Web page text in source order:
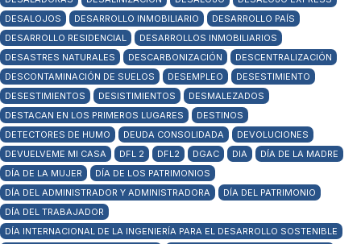
DESALOJOS
DESARROLLO INMOBILIARIO
DESARROLLO PAÍS
DESARROLLO RESIDENCIAL
DESARROLLOS INMOBILIARIOS
DESASTRES NATURALES
DESCARBONIZACIÓN
DESCENTRALIZACIÓN
DESCONTAMINACIÓN DE SUELOS
DESEMPLEO
DESESTIMIENTO
DESESTIMIENTOS
DESISTIMIENTOS
DESMALEZADOS
DESTACAN EN LOS PRIMEROS LUGARES
DESTINOS
DETECTORES DE HUMO
DEUDA CONSOLIDADA
DEVOLUCIONES
DEVUELVEME MI CASA
DFL 2 DFL2 DGAC DIA
DÍA DE LA MADRE
DÍA DE LA MUJER
DÍA DE LOS PATRIMONIOS
DÍA DEL ADMINISTRADOR Y ADMINISTRADORA
DÍA DEL PATRIMONIO
DÍA DEL TRABAJADOR
DÍA INTERNACIONAL DE LA INGENIERÍA PARA EL DESARROLLO SOSTENIBLE